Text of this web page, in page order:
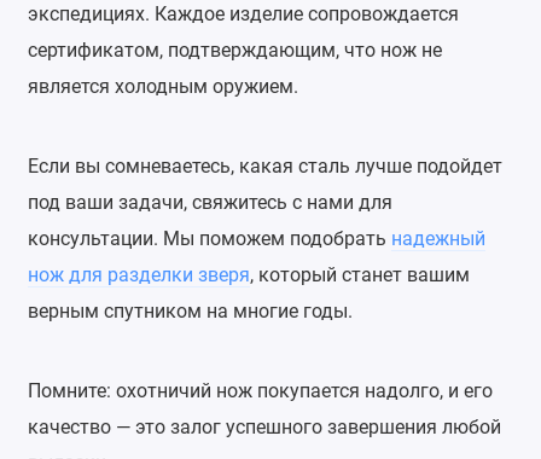
экспедициях. Каждое изделие сопровождается
сертификатом, подтверждающим, что нож не
является холодным оружием.
Если вы сомневаетесь, какая сталь лучше подойдет
под ваши задачи, свяжитесь с нами для
консультации. Мы поможем подобрать надежный
нож для разделки зверя, который станет вашим
верным спутником на многие годы.
Помните: охотничий нож покупается надолго, и его
качество — это залог успешного завершения любой